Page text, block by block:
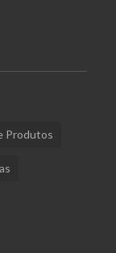
Produtos